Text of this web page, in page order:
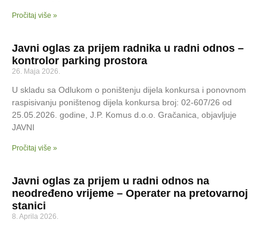
Pročitaj više »
Javni oglas za prijem radnika u radni odnos –
kontrolor parking prostora
26. Maja 2026.
U skladu sa Odlukom o poništenju dijela konkursa i ponovnom
raspisivanju poništenog dijela konkursa broj: 02-607/26 od
25.05.2026. godine, J.P. Komus d.o.o. Gračanica, objavljuje
JAVNI
Pročitaj više »
Javni oglas za prijem u radni odnos na
neodređeno vrijeme – Operater na pretovarnoj
stanici
8. Aprila 2026.